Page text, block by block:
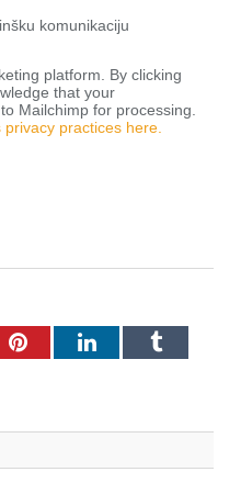
komunikaciju
platform. By clicking
that your
Mailchimp for processing.
practices here.
PinterestLinkedInTumblr